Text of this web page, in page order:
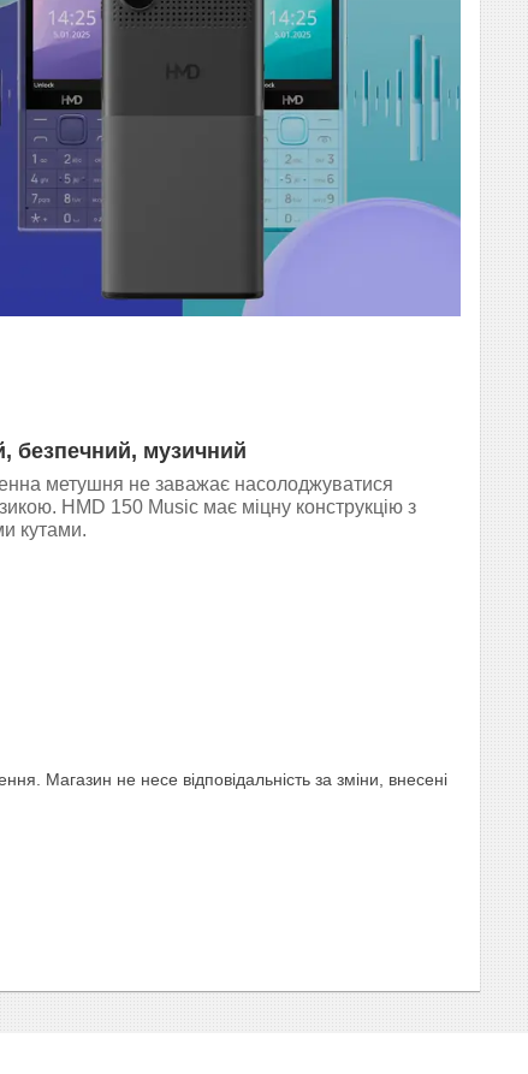
безпечний, музичний
метушня не заважає насолоджуватися
HMD 150 Music має міцну конструкцію з
кутами.
Магазин не несе відповідальність за зміни, внесені